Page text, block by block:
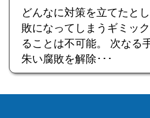
どんなに対策を立てたと
敗になってしまうギミッ
ることは不可能。 次なる
朱い腐敗を解除･･･